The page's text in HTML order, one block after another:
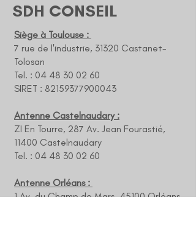
SDH CONSEIL
Siège à Toulouse :
7 rue de l'industrie, 31320 Castanet-
Tolosan
Tel. : 04 48 30 02 60
SIRET : 82159377900043
Antenne Castelnaudary :
ZI En Tourre, 287 Av. Jean Fourastié,
11400 Castelnaudary
Tel. : 04 48 30 02 60
Antenne Orléans :
1 Av. du Champ de Mars, 45100 Orléans